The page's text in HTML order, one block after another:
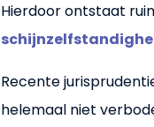
Hierdoor ontstaat
Recente
helemaal niet